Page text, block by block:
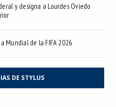
y designa a Lourdes Oviedo
Mundial de la FIFA 2026
DE STYLUS